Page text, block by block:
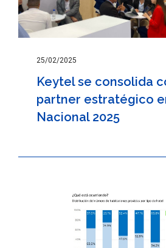
25/02/2025
Keytel se consolida
partner estratégico
Nacional 2025